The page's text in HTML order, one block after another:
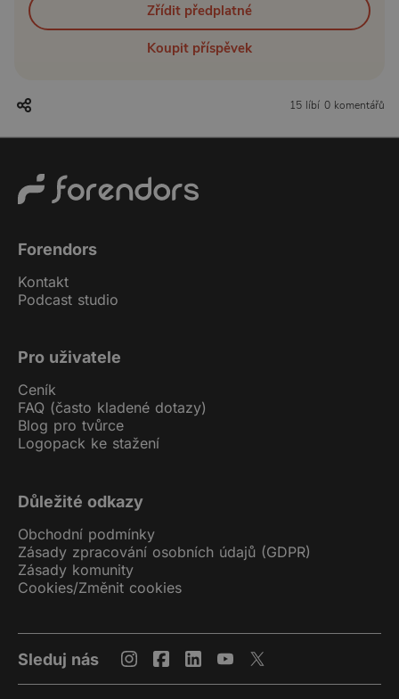
Zřídit předplatné
Koupit příspěvek
15 líbí 0 komentářů
Forendors
Kontakt
Podcast studio
Pro uživatele
Ceník
FAQ (často kladené dotazy)
Blog pro tvůrce
Logopack ke stažení
Důležité odkazy
Obchodní podmínky
Zásady zpracování osobních údajů (GDPR)
Zásady komunity
Cookies/Změnit cookies
Sleduj nás